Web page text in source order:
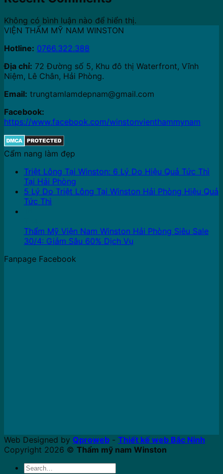
Không có bình luận nào để hiển thị.
VIỆN THẨM MỸ NAM WINSTON
Hotline: 0766.322.388
Địa chỉ: 72 Đường số 5, Khu đô thị Waterfront, Vĩnh
Niệm, Lê Chân, Hải Phòng.
Email: trungtamlamdepnam@gmail.com
Facebook:
https://www.facebook.com/winstonvienthammynam
Cẩm nang làm đẹp
Triệt Lông Tại Winston: 6 Lý Do Hiệu Quả Tức Thì
Tại Hải Phòng
5 Lý Do Triệt Lông Tại Winston Hải Phòng Hiệu Quả
Tức Thì
Thẩm Mỹ Viện Nam Winston Hải Phòng Siêu Sale
30/4: Giảm Sâu 60% Dịch Vụ
Fanpage Facebook
Web Designed by Qproweb - Thiết kế web Bắc Ninh
Copyright 2026 © Thẩm mỹ nam Winston
Search